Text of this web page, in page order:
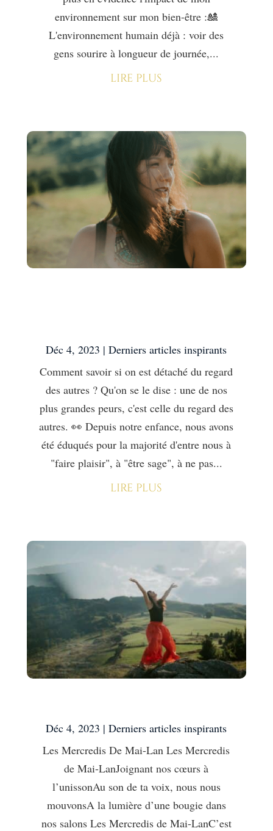
environnement sur mon bien-être :🎎
L'environnement humain déjà : voir des
gens sourire à longueur de journée,...
lire plus
Déc 4, 2023 |Derniers articles inspirants
Comment savoir si on est détaché du regard
des autres ? Qu'on se le dise : une de nos
plus grandes peurs, c'est celle du regard des
autres. 👀 Depuis notre enfance, nous avons
été éduqués pour la majorité d'entre nous à
"faire plaisir", à "être sage", à ne pas...
lire plus
Déc 4, 2023 |Derniers articles inspirants
Les Mercredis De Mai-Lan Les Mercredis
de Mai-LanJoignant nos cœurs à
l’unissonAu son de ta voix, nous nous
mouvonsA la lumière d’une bougie dans
nos salons Les Mercredis de Mai-LanC’est